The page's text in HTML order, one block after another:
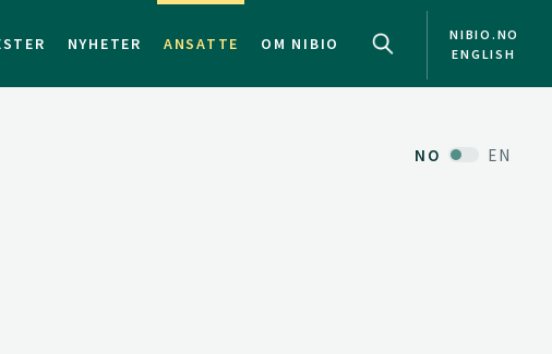
NYHETER ANSATTE OM NIBIO
NIBIO.NO
ENGLISH
NO EN